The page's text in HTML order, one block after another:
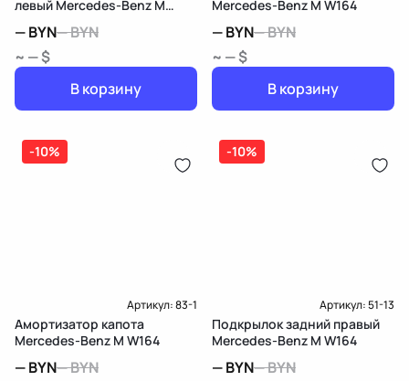
левый Mercedes-Benz M
—BYN—BYN
~ — $
В корзину
Mercedes-Benz M W164
—BYN—BYN
~ — $
В корзину
-10%
Артикул:83-1
Амортизатор капота
Mercedes-Benz M W164
—BYN—BYN
-10%
Артикул:51-13
Подкрылок задний правый
Mercedes-Benz M W164
—BYN—BYN